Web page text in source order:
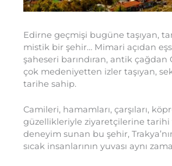
Edirne geçmişi bugüne taşıyan,
mistik bir şehir… Mimari açıdan
şaheseri barındıran, antik çağdan
çok medeniyetten izler taşıyan,
tarihe sahip.
Camileri, hamamları, çarşıları,
güzellikleriyle ziyaretçilerine
deneyim sunan bu şehir,
sıcak insanlarının yuvası aynı